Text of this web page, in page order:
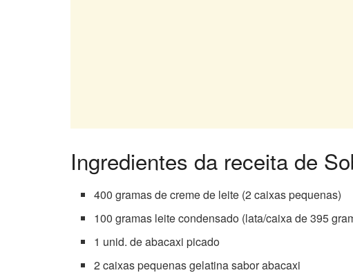
Ingredientes da receita de
400 gramas de creme de leite (2 caixas pequenas)
100 gramas leite condensado (lata/caixa de 395
1 unid. de abacaxi picado
2 caixas pequenas gelatina sabor abacaxi